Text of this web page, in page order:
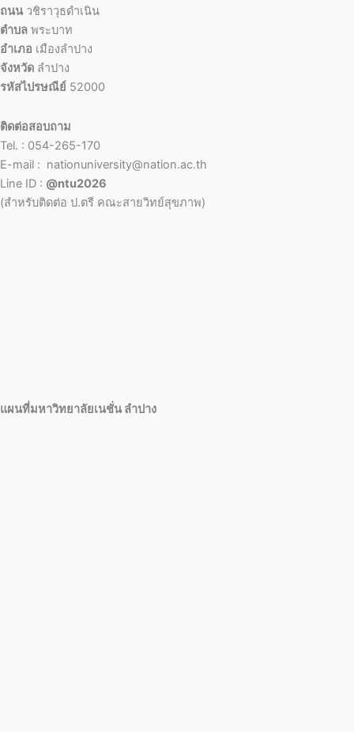
ถนน วชิราวุธดำเนิน
ตำบล พระบาท
อำเภอ เมืองลำปาง
จังหวัด ลำปาง
รหัสไปรษณีย์ 52000
ติดต่อสอบถาม
Tel. : 054-265-170
E-mail : nationuniversity@nation.ac.th
Line ID : @ntu2026
(สำหรับติดต่อ ป.ตรี คณะสายวิทย์สุขภาพ)
แผนที่มหาวิทยาลัยเนชั่น ลำปาง